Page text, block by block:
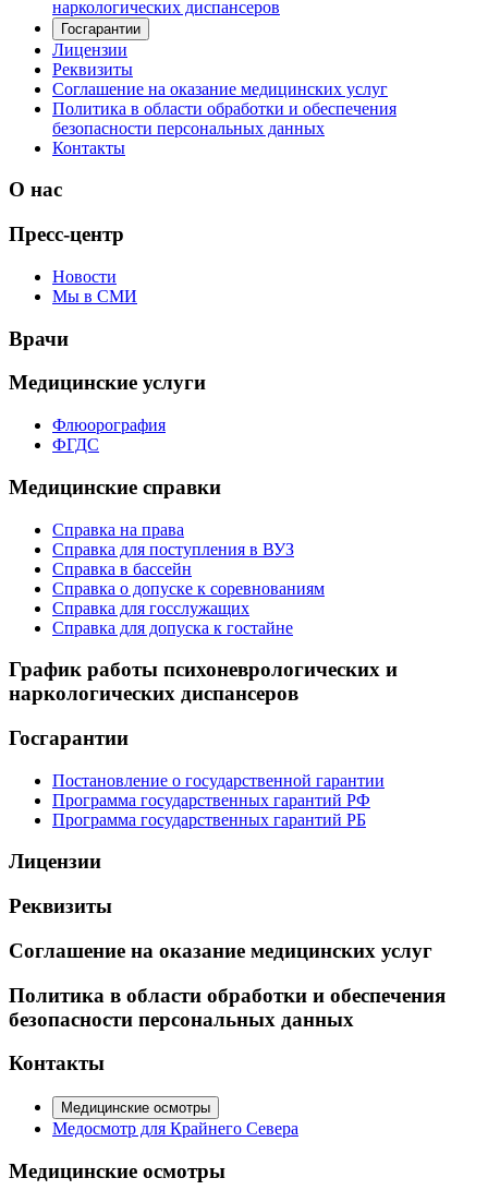
наркологических диспансеров
Госгарантии
Лицензии
Реквизиты
Соглашение на оказание медицинских услуг
Политика в области обработки и обеспечения
безопасности персональных данных
Контакты
О нас
Пресс-центр
Новости
Мы в СМИ
Врачи
Медицинские услуги
Флюорография
ФГДС
Медицинские справки
Справка на права
Справка для поступления в ВУЗ
Справка в бассейн
Справка о допуске к соревнованиям
Справка для госслужащих
Справка для допуска к гостайне
График работы психоневрологических и
наркологических диспансеров
Госгарантии
Постановление о государственной гарантии
Программа государственных гарантий РФ
Программа государственных гарантий РБ
Лицензии
Реквизиты
Соглашение на оказание медицинских услуг
Политика в области обработки и обеспечения
безопасности персональных данных
Контакты
Медицинские осмотры
Медосмотр для Крайнего Севера
Медицинские осмотры